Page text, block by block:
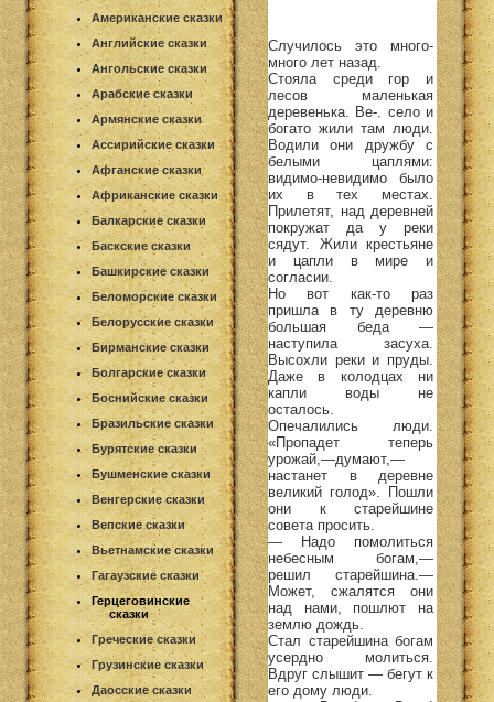
Американские сказки
Английские сказки
Ангольские сказки
Арабские сказки
Армянские сказки
Ассирийские сказки
Афганские сказки
Африканские сказки
Балкарские сказки
Баскские сказки
Башкирские сказки
Беломорские сказки
Белорусские сказки
Бирманские сказки
Болгарские сказки
Боснийские сказки
Бразильские сказки
Бурятские сказки
Бушменские сказки
Венгерские сказки
Вепские сказки
Вьетнамские сказки
Гагаузские сказки
Герцеговинские
сказки
Греческие сказки
Грузинские сказки
Даосские сказки
Случилось это много-
много лет назад.
Стояла среди гор и
лесов маленькая
деревенька. Ве-. село и
богато жили там люди.
Водили они дружбу с
белыми цаплями:
видимо-невидимо было
их в тех местах.
Прилетят, над деревней
покружат да у реки
сядут. Жили крестьяне
и цапли в мире и
согласии.
Но вот как-то раз
пришла в ту деревню
большая беда —
наступила засуха.
Высохли реки и пруды.
Даже в колодцах ни
капли воды не
осталось.
Опечалились люди.
«Пропадет теперь
урожай,—думают,—
настанет в деревне
великий голод». Пошли
они к старейшине
совета просить.
— Надо помолиться
небесным богам,—
решил старейшина.—
Может, сжалятся они
над нами, пошлют на
землю дождь.
Стал старейшина богам
усердно молиться.
Вдруг слышит — бегут к
его дому люди.